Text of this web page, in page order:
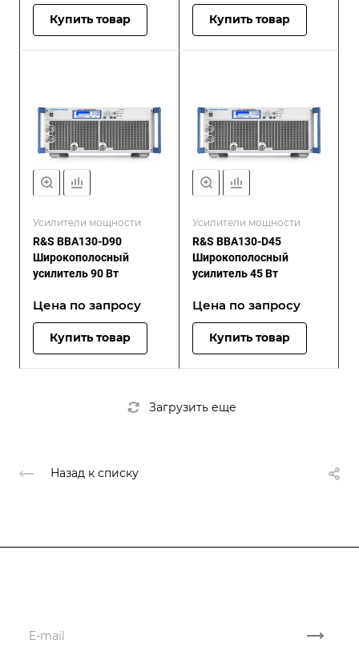
Купить товар Купить товар
Усилители мощности
R&S BBA130-D90
Широкополосный
усилитель 90 Вт
Цена по запросу
Купить товар
Усилители мощности
R&S BBA130-D45
Широкополосный
усилитель 45 Вт
Цена по запросу
Купить товар
Загрузить еще
Назад к списку